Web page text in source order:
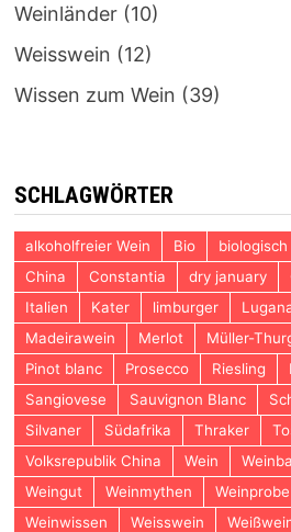
Weinländer(10)
Weisswein (12)
Wissen zum Wein (39)
SCHLAGWÖRTER
alkoholfreier Wein Bio biologisch
China
Constantia dry january
Italien
Kater limburger
Madeirawein
Merlot Müller-
Pinot blanc
Prosecco Riesling
Sangiovese
Sauvignon Blanc
Silvaner
Südafrika Thraker
Volksrepublik China
Wein
Weingut
Weinmythen Weinprobe
Weinwissen
Weisswein